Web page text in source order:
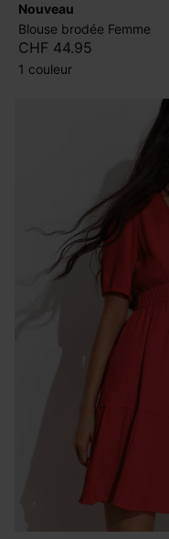
nouveau
Blouse brodée Femme
CHF 44.95
1 couleur